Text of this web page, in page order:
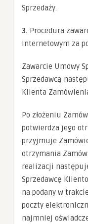
Sprzedaży.
3. Procedura
Internetowym za
Zawarcie Umowy
Sprzedawcą
Klienta
Po złożeniu
potwierdza jego
przyjmuje
otrzymania
realizacji
Sprzedawcę
na podany w
poczty
najmniej